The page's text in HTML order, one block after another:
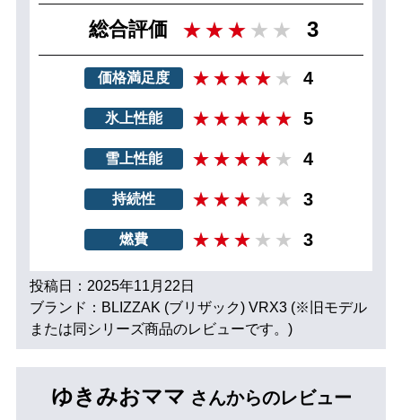
総合評価 3
価格満足度 4
氷上性能 5
雪上性能 4
持続性 3
燃費 3
投稿日：2025年11月22日
ブランド：BLIZZAK (ブリザック) VRX3 (※旧モデル
または同シリーズ商品のレビューです。)
ゆきみおママ さんからのレビュー